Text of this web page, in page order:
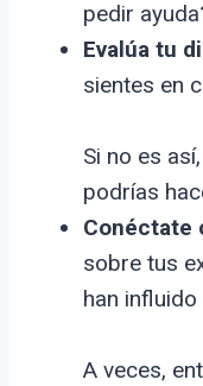
pedir
Evalúa tu
sientes en
Si no es
podrías
Conéctate
sobre tus
han influido
A veces,